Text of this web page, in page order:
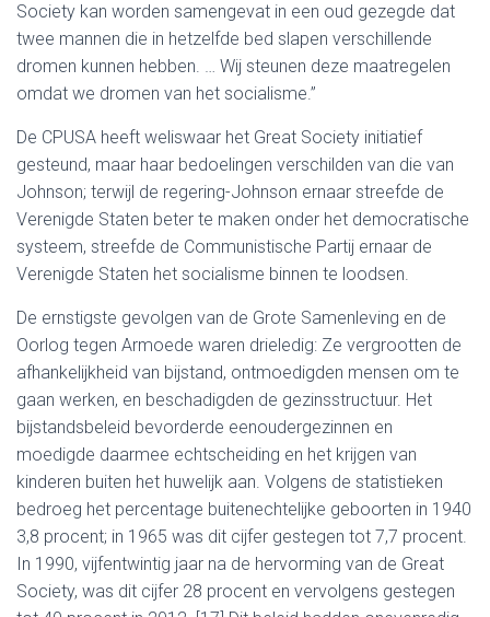
Society kan worden samengevat in een oud gezegde dat
twee mannen die in hetzelfde bed slapen verschillende
dromen kunnen hebben. … Wij steunen deze maatregelen
omdat we dromen van het socialisme.”
De CPUSA heeft weliswaar het Great Society initiatief
gesteund, maar haar bedoelingen verschilden van die van
Johnson; terwijl de regering-Johnson ernaar streefde de
Verenigde Staten beter te maken onder het democratische
systeem, streefde de Communistische Partij ernaar de
Verenigde Staten het socialisme binnen te loodsen.
De ernstigste gevolgen van de Grote Samenleving en de
Oorlog tegen Armoede waren drieledig: Ze vergrootten de
afhankelijkheid van bijstand, ontmoedigden mensen om te
gaan werken, en beschadigden de gezinsstructuur. Het
bijstandsbeleid bevorderde eenoudergezinnen en
moedigde daarmee echtscheiding en het krijgen van
kinderen buiten het huwelijk aan. Volgens de statistieken
bedroeg het percentage buitenechtelijke geboorten in 1940
3,8 procent; in 1965 was dit cijfer gestegen tot 7,7 procent.
In 1990, vijfentwintig jaar na de hervorming van de Great
Society, was dit cijfer 28 procent en vervolgens gestegen